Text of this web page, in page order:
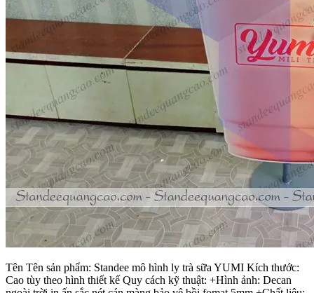
Tên Tên sản phẩm: Standee mô hình ly trà sữa YUMI Kích thước:
Cao tùy theo hình thiết kế Quy cách kỹ thuật: +Hình ảnh: Decan